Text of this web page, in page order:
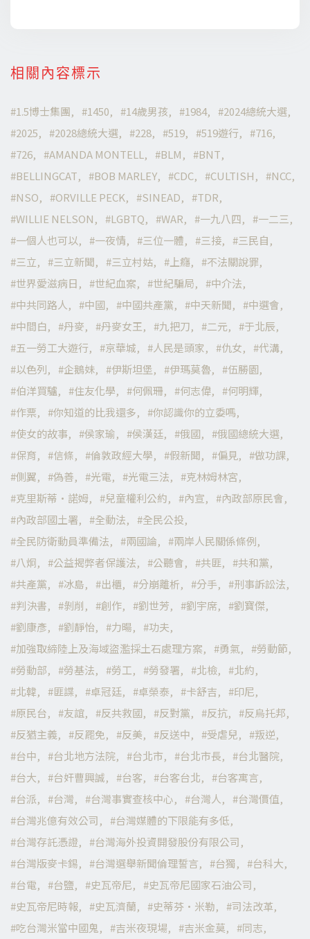
相關內容標示
1.5博士集團 1450 14歲男孩 1984
2024總統大選
2025
2028總統大選 228 519 519遊行
716
726
AMANDA MONTELL BLM
BNT
BELLINGCAT
BOB MARLEY CDC CULTISH
NCC
NSO
ORVILLE PECK SINEAD
TDR
WILLIE NELSON
LGBTQ WAR 一九八四
一二三
一個人也可以
一夜情 三位一體 三接
三民自
三立
三立新聞 三立村姑 上癮
不法關說罪
世界愛滋病日
世紀血案 世紀騙局
中介法
中共同路人
中國 中國共產黨 中天新聞
中選會
中間白
丹麥 丹麥女王 九把刀 二元
于北辰
五一勞工大遊行
京華城 人民是頭家 仇女
代溝
以色列
企鵝妹 伊斯坦堡 伊瑪莫魯
伍勝園
伯洋買驢
住友化學 何佩珊 何志偉
何明輝
作票
你知道的比我還多
你認識你的立委嗎
使女的故事
侯家瑜 侯漢廷 俄國
俄國總統大選
保育
信條 倫敦政經大學 假新聞 偏見
做功課
側翼
偽善 光電 光電三法
克林姆林宮
克里斯蒂·諾姆
兒童權利公約 內宣
內政部原民會
內政部國土署
全動法
全民公投
全民防衛動員準備法
兩國論
兩岸人民關係條例
八炯
公益揭弊者保護法 公聽會 共匪
共和黨
共產黨
冰島 出櫃 分崩離析 分手
刑事訴訟法
判決書
剝削 創作 劉世芳 劉宇席
劉寶傑
劉康彥
劉靜怡 力暘
功夫
加強取締陸上及海域盜濫採土石處理方案
勇氣
勞動節
勞動部
勞基法 勞工 勞發署 北檢
北約
北韓
匪諜 卓冠廷 卓榮泰 卡舒吉
印尼
原民台
友誼 反共救國 反對黨 反抗
反烏托邦
反猶主義
反罷免 反美 反送中 受虐兒
叛逆
台中
台北地方法院 台北市 台北市長
台北醫院
台大
台奸曹興誠 台客 台客台北
台客寓言
台派
台灣 台灣事實查核中心 台灣人
台灣價值
台灣兆億有效公司
台灣媒體的下限能有多低
台灣存託憑證
台灣海外投資開發股份有限公司
台灣版麥卡錫
台灣選舉新聞倫理誓言 台獨
台科大
台電
台鹽 史瓦帝尼
史瓦帝尼國家石油公司
史瓦帝尼時報
史瓦濟蘭 史蒂芬·米勒
司法改革
吃台灣米當中國鬼
吉米夜現場 吉米金莫 同志